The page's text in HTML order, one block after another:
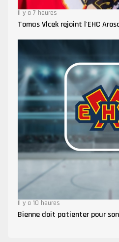
Il y a 7 heures
Tomas Vlcek rejoint l'EHC
Il y a 10 heures
Bienne doit patienter pour